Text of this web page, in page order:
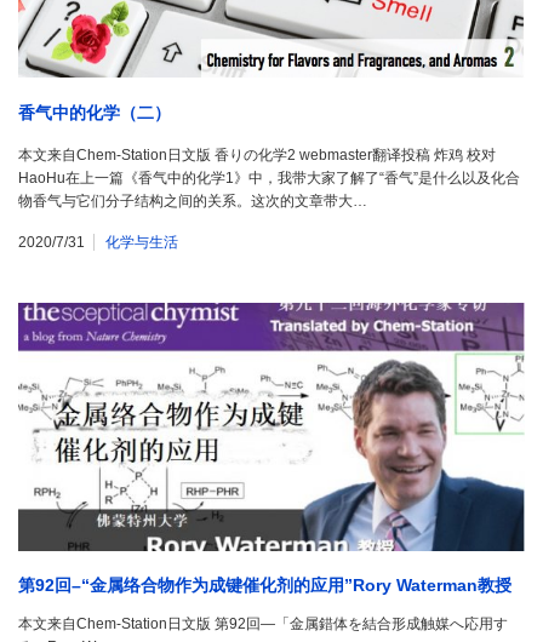
香气中的化学（二）
本文来自Chem-Station日文版 香りの化学2 webmaster翻译投稿 炸鸡 校对
HaoHu在上一篇《香气中的化学1》中，我带大家了解了“香气”是什么以及化合
物香气与它们分子结构之间的关系。这次的文章带大…
2020/7/31 化学与生活
第92回–“金属络合物作为成键催化剂的应用”Rory Waterman教授
本文来自Chem-Station日文版 第92回―「金属錯体を結合形成触媒へ応用す